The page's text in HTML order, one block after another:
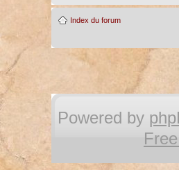
Index du forum
Powered by